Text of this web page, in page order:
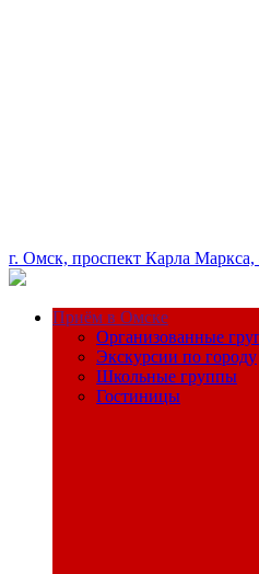
г. Омск, проспект Карла
Приём в Омске
Организованные
Экскурсии по городу
Школьные группы
Гостиницы